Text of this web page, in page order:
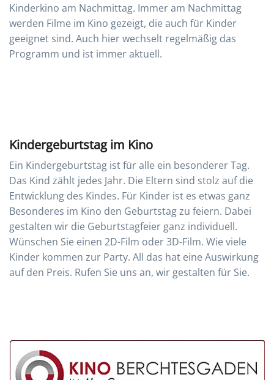
Kinderkino am Nachmittag. Immer am Nachmittag
werden Filme im Kino gezeigt, die auch für Kinder
geeignet sind. Auch hier wechselt regelmäßig das
Programm und ist immer aktuell.
Kindergeburtstag im Kino
Ein Kindergeburtstag ist für alle ein besonderer Tag.
Das Kind zählt jedes Jahr. Die Eltern sind stolz auf die
Entwicklung des Kindes. Für Kinder ist es etwas ganz
Besonderes im Kino den Geburtstag zu feiern. Dabei
gestalten wir die Geburtstagfeier ganz individuell.
Wünschen Sie einen 2D-Film oder 3D-Film. Wie viele
Kinder kommen zur Party. All das hat eine Auswirkung
auf den Preis. Rufen Sie uns an, wir gestalten für Sie.